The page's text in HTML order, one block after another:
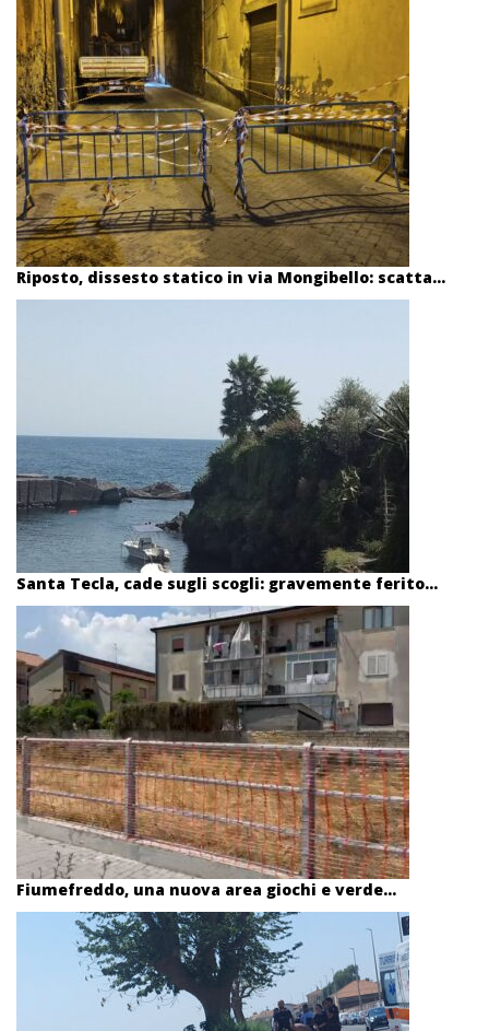
Riposto, dissesto statico in via Mongibello: scatta...
Santa Tecla, cade sugli scogli: gravemente ferito...
Fiumefreddo, una nuova area giochi e verde...